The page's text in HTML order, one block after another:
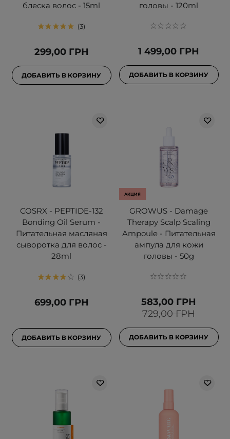
блеска волос - 15ml
3
299,00 ГРН
ДОБАВИТЬ В КОРЗИНУ
головы - 120ml
1 499,00 ГРН
ДОБАВИТЬ В КОРЗИНУ
COSRX - PEPTIDE-132
Bonding Oil Serum -
Питательная масляная
сыворотка для волос -
28ml
3
699,00 ГРН
ДОБАВИТЬ В КОРЗИНУ
АКЦИЯ
GROWUS - Damage
Therapy Scalp Scaling
Ampoule - Питательная
ампула для кожи
головы - 50g
729,00 ГРН
583,00 ГРН
ДОБАВИТЬ В КОРЗИНУ